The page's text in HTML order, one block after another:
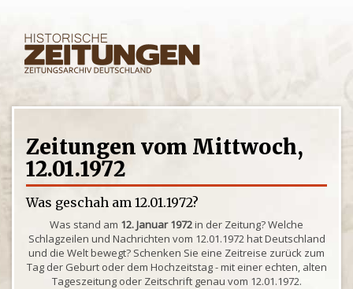
Zeitungen vom Mittwoch,
12.01.1972
Was geschah am 12.01.1972?
Was stand am 12. Januar 1972in der Zeitung? Welche
Schlagzeilen und Nachrichten vom 12.01.1972 hat Deutschland
und die Welt bewegt? Schenken Sie eine Zeitreise zurück zum
Tag der Geburt oder dem Hochzeitstag - mit einer echten, alten
Tageszeitung oder Zeitschrift genau vom 12.01.1972.